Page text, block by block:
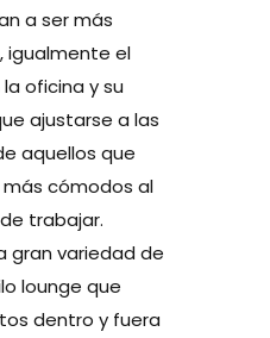
a ser más
igualmente el
oficina y su
ajustarse a las
aquellos que
cómodos al
trabajar.
gran variedad de
lounge que
dentro y fuera